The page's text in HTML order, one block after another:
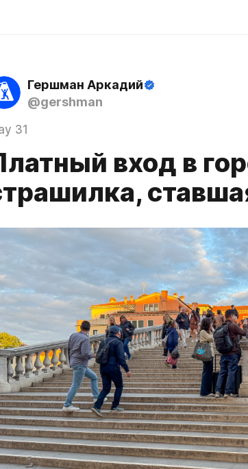
Гершман Аркадий
@gershman
31
вход в